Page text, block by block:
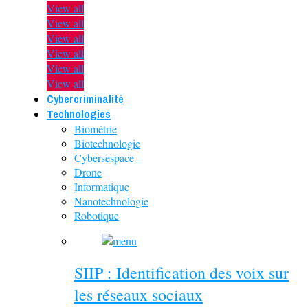
View all
View all
View all
View all
View all
View all
Cybercriminalité
Technologies
Biométrie
Biotechnologie
Cybersespace
Drone
Informatique
Nanotechnologie
Robotique
SIIP : Identification des voix sur
les réseaux sociaux